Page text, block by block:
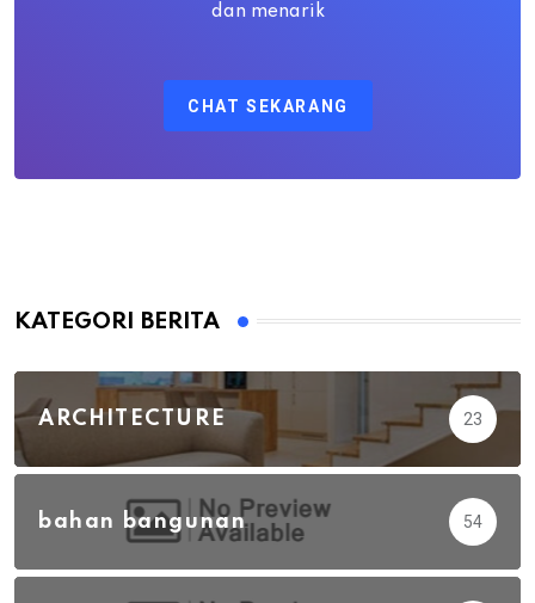
dan menarik
CHAT SEKARANG
KATEGORI BERITA
ARCHITECTURE 23
bahan bangunan 54